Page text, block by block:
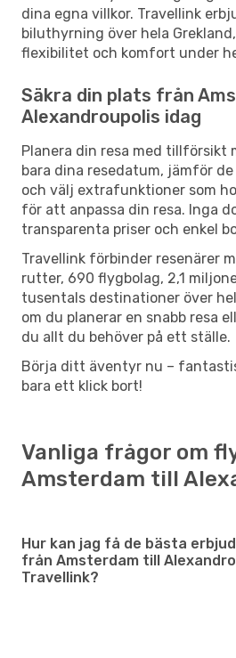
dina egna villkor. Travellink
biluthyrning över hela
flexibilitet och komfort under
Säkra din plats från
Alexandroupolis idag
Planera din resa med tillförsikt
bara dina resedatum, jämför
och välj extrafunktioner som
för att anpassa din resa. Inga
transparenta priser och enkel
Travellink förbinder resenärer
rutter, 690 flygbolag, 2,1
tusentals destinationer över
om du planerar en snabb resa
du allt du behöver på ett ställe.
Börja ditt äventyr nu –
bara ett klick bort!
Vanliga frågor om
Amsterdam till
Hur kan jag få de bästa
från Amsterdam till
Travellink?